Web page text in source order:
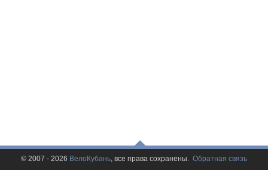
© 2007 - 2026 ВелоКубань, все права сохранены. Обратная связь